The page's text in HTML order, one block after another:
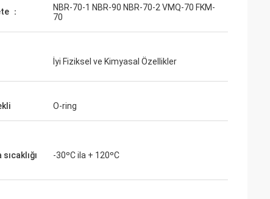
kaliteli,
：
NBR-70-1 NBR-90 NBR-70-2 VMQ-70 FKM-
70
İyi Fiziksel ve Kimyasal Özellikler
O-ring
-30ºC ila + 120ºC